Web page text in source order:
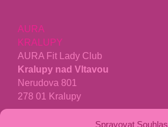
Spravovat Souhlas
AURA
KRALUPY
AURA Fit Lady Club
Kralupy nad Vltavou
Nerudova 801
278 01 Kralupy